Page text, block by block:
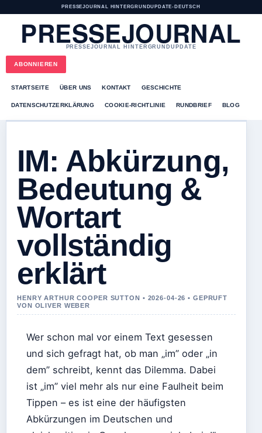
PRESSEJOURNAL HINTERGRUNDUPDATE• DEUTSCH
PRESSEJOURNAL
PRESSEJOURNAL HINTERGRUNDUPDATE
ABONNIEREN
STARTSEITE ÜBER UNS KONTAKT GESCHICHTE
DATENSCHUTZERKLÄRUNG COOKIE-RICHTLINIE RUNDBRIEF BLOG
IM: Abkürzung,
Bedeutung &
Wortart
vollständig
erklärt
HENRY ARTHUR COOPER SUTTON • 2026-04-26 • GEPRUFT
VON OLIVER WEBER
Wer schon mal vor einem Text gesessen
und sich gefragt hat, ob man „im” oder „in
dem” schreibt, kennt das Dilemma. Dabei
ist „im” viel mehr als nur eine Faulheit beim
Tippen – es ist eine der häufigsten
Abkürzungen im Deutschen und